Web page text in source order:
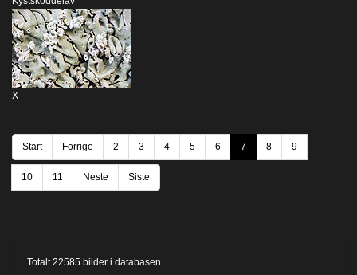
X
Start Forrige 2 3 4 5 6 7 8 9
10 11 Neste Siste
Totalt 22585 bilder i databasen.